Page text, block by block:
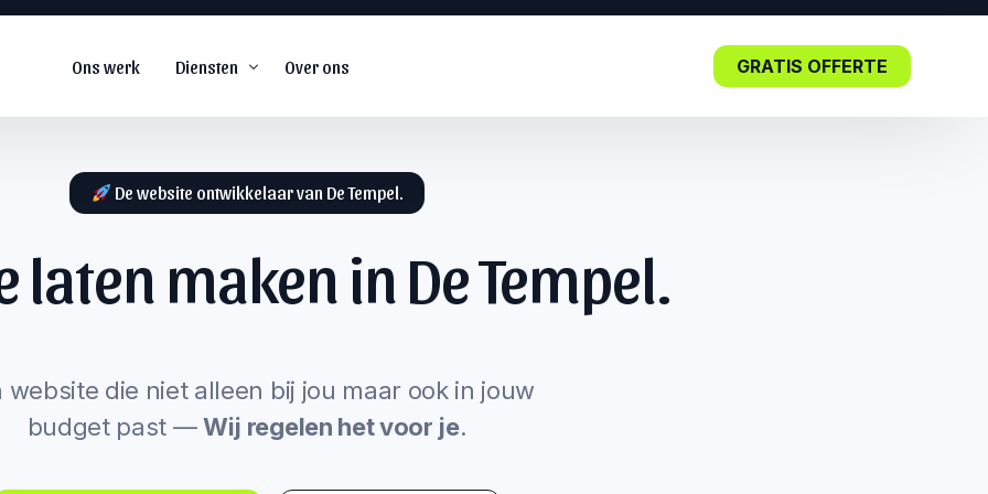
Ons werk Diensten
De #1 web agency voor
snel groeiende
Lees nu: De impact van SEO in
de kern.
Over ons GRATIS OFFERTE
De website ontwikkelaar van De Tempel.
laten maken in De Tempel.
website die niet alleen bij jou maar ook in jouw
budget past —Wij regelen het voor je.